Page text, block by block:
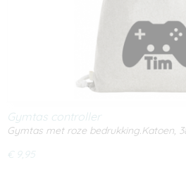
Gymtas controller
Gymtas met roze bedrukking.Katoen,
€ 9,95